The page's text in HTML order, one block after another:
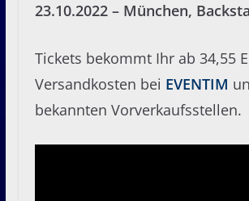
23.10.2022 – München,
Tickets bekommt Ihr ab 34,55
Versandkosten bei EVENTIM
bekannten Vorverkaufsstellen.